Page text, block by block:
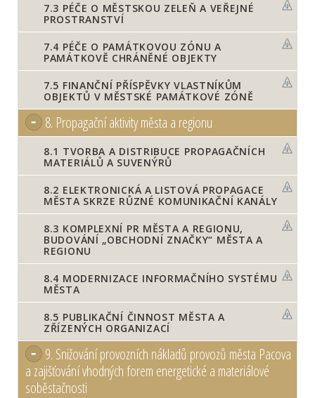
7.3 PÉČE O MĚSTSKOU ZELEŇ A VEŘEJNÉ
PROSTRANSTVÍ
7.4 PÉČE O PAMÁTKOVOU ZÓNU A
PAMÁTKOVĚ CHRÁNĚNÉ OBJEKTY
7.5 FINANČNÍ PŘÍSPĚVKY VLASTNÍKŮM
OBJEKTŮ V MĚSTSKÉ PAMÁTKOVÉ ZÓNĚ
8. Propagační aktivity města a regionu
8.1 TVORBA A DISTRIBUCE PROPAGAČNÍCH
MATERIÁLŮ A SUVENÝRŮ
8.2 ELEKTRONICKÁ A LISTOVÁ PROPAGACE
MĚSTA SKRZE RŮZNÉ KOMUNIKAČNÍ KANÁLY
8.3 KOMPLEXNÍ PR MĚSTA A REGIONU,
BUDOVÁNÍ „OBCHODNÍ ZNAČKY“ MĚSTA A
REGIONU
8.4 MODERNIZACE INFORMAČNÍHO SYSTÉMU
MĚSTA
8.5 PUBLIKAČNÍ ČINNOST MĚSTA A
ZŘÍZENÝCH ORGANIZACÍ
9. Snižování provozních nákladů provozů města Pacova
a zajišťování vhodných forem energetické a materiálové
soběstačnosti